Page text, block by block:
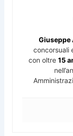
Giuseppe
concorsuali
con oltre 15